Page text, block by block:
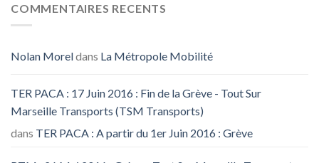
COMMENTAIRES RECENTS
Nolan Moreldans La Métropole Mobilité
TER PACA : 17 Juin 2016 : Fin de la Grève - Tout Sur
Marseille Transports (TSM Transports)
dans TER PACA : A partir du 1er Juin 2016 : Grève